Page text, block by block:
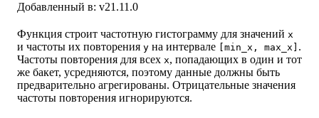
Добавленный в: v21.11.0
Функция строит частотную гистограмму для значений x
и частоты их повторения y на интервале [min_x, max_x] .
Частоты повторения для всех x, попадающих в один и тот
же бакет, усредняются, поэтому данные должны быть
предварительно агрегированы. Отрицательные значения
частоты повторения игнорируются.